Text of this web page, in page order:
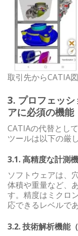
取引先からCATIA
3. プロフェッ
アに必須の機能
CATIAの代替とし
ツールは以下の厳
3.1. 高精度な計測
ソフトウェアは、
体積や重量など、
す。精度はミクロ
応できるレベルで
3.2. 技術解析機能